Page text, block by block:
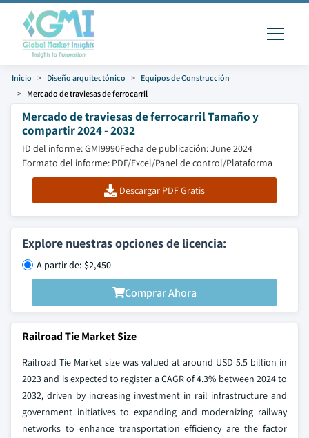
Inicio Diseño arquitectónico
Equipos de Construcción
Mercado de traviesas de ferrocarril
Mercado de traviesas de ferrocarril Tamaño y
compartir 2024 - 2032
ID del informe: GMI9990Fecha de publicación: June 2024
Formato del informe: PDF/Excel/Panel de control/Plataforma
Descargar PDF Gratis
Explore nuestras opciones de licencia:
A partir de: $2,450
Comprar Ahora
Railroad Tie Market Size
Railroad Tie Market size was valued at around USD 5.5 billion in
2023 and is expected to register a CAGR of 4.3% between 2024 to
2032, driven by increasing investment in rail infrastructure and
government initiatives to expanding and modernizing railway
networks to enhance transportation efficiency are the factor